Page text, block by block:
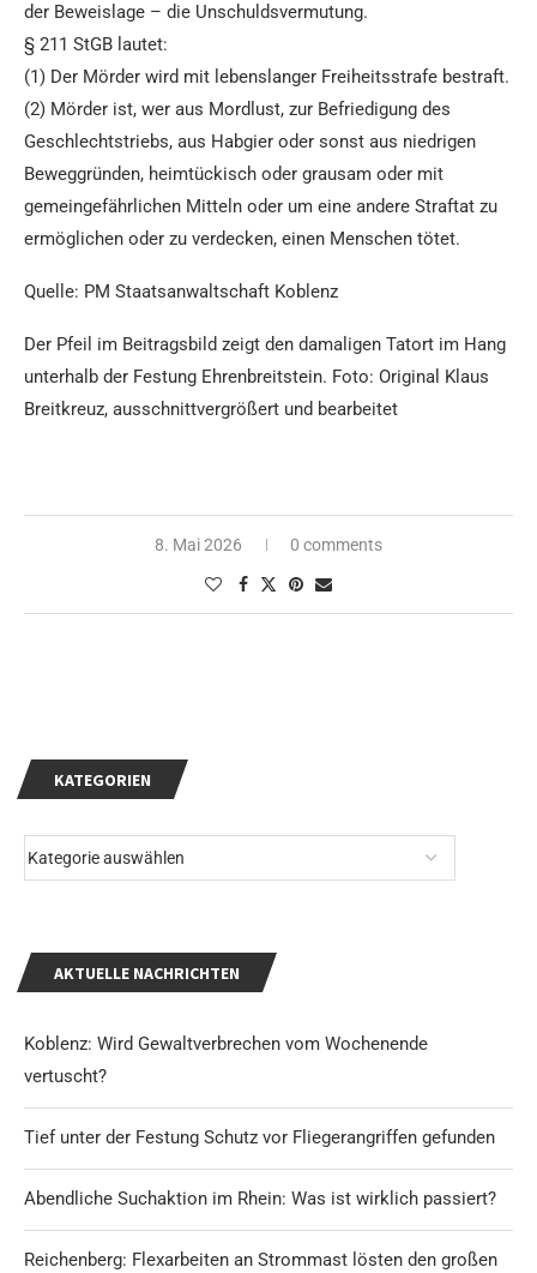
der Beweislage – die Unschuldsvermutung.
§ 211 StGB lautet:
(1) Der Mörder wird mit lebenslanger Freiheitsstrafe bestraft.
(2) Mörder ist, wer aus Mordlust, zur Befriedigung des
Geschlechtstriebs, aus Habgier oder sonst aus niedrigen
Beweggründen, heimtückisch oder grausam oder mit
gemeingefährlichen Mitteln oder um eine andere Straftat zu
ermöglichen oder zu verdecken, einen Menschen tötet.
Quelle: PM Staatsanwaltschaft Koblenz
Der Pfeil im Beitragsbild zeigt den damaligen Tatort im Hang
unterhalb der Festung Ehrenbreitstein. Foto: Original Klaus
Breitkreuz, ausschnittvergrößert und bearbeitet
8. Mai 2026 0 comments
KATEGORIEN
AKTUELLE NACHRICHTEN
Koblenz: Wird Gewaltverbrechen vom Wochenende
vertuscht?
Tief unter der Festung Schutz vor Fliegerangriffen gefunden
Abendliche Suchaktion im Rhein: Was ist wirklich passiert?
Reichenberg: Flexarbeiten an Strommast lösten den großen